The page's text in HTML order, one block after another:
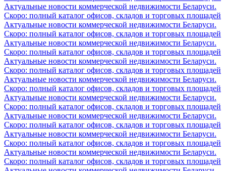
Актуальные новости коммерческой недвижимости Беларуси.
Скоро: полный каталог офисов, складов и торговых площадей
Актуальные новости коммерческой недвижимости Беларуси.
Скоро: полный каталог офисов, складов и торговых площадей
Актуальные новости коммерческой недвижимости Беларуси.
Скоро: полный каталог офисов, складов и торговых площадей
Актуальные новости коммерческой недвижимости Беларуси.
Скоро: полный каталог офисов, складов и торговых площадей
Актуальные новости коммерческой недвижимости Беларуси.
Скоро: полный каталог офисов, складов и торговых площадей
Актуальные новости коммерческой недвижимости Беларуси.
Скоро: полный каталог офисов, складов и торговых площадей
Актуальные новости коммерческой недвижимости Беларуси.
Скоро: полный каталог офисов, складов и торговых площадей
Актуальные новости коммерческой недвижимости Беларуси.
Скоро: полный каталог офисов, складов и торговых площадей
Актуальные новости коммерческой недвижимости Беларуси.
Скоро: полный каталог офисов, складов и торговых площадей